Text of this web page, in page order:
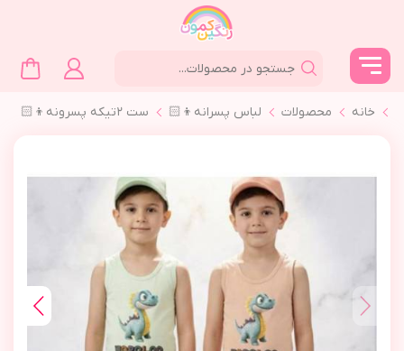
خانه محصولات لباس پسرانه👦🏻 ست ٢تیکه پسرونه👦🏻